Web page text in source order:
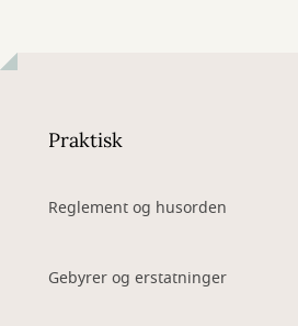
Praktisk
Reglement og husorden
Gebyrer og erstatninger